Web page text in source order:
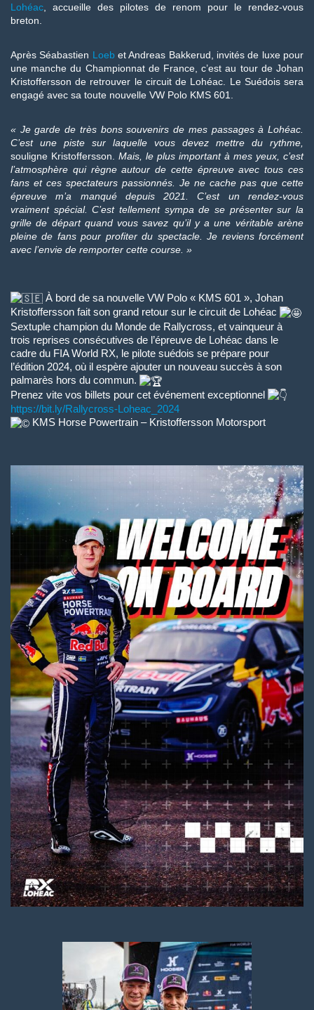
Lohéac , accueille des pilotes de renom pour le rendez-vous
breton.
Après Séabastien Loeb et Andreas Bakkerud, invités de luxe pour
une manche du Championnat de France, c’est au tour de Johan
Kristoffersson de retrouver le circuit de Lohéac. Le Suédois sera
engagé avec sa toute nouvelle VW Polo KMS 601.
« Je garde de très bons souvenirs de mes passages à Lohéac.
C’est une piste sur laquelle vous devez mettre du rythme,
souligne Kristoffersson.
Mais, le plus important à mes yeux, c’est
l’atmosphère qui règne autour de cette épreuve avec tous ces
fans et ces spectateurs passionnés. Je ne cache pas que cette
épreuve m’a manqué depuis 2021. C’est un rendez-vous
vraiment spécial. C’est tellement sympa de se présenter sur la
grille de départ quand vous savez qu’il y a une véritable arène
pleine de fans pour profiter du spectacle. Je reviens forcément
avec l’envie de remporter cette course. »
À bord de sa nouvelle VW Polo « KMS 601 », Johan
Kristoffersson fait son grand retour sur le circuit de Lohéac
Sextuple champion du Monde de Rallycross, et vainqueur à
trois reprises consécutives de l’épreuve de Lohéac dans le
cadre du FIA World RX, le pilote suédois se prépare pour
l’édition 2024, où il espère ajouter un nouveau succès à son
palmarès hors du commun.
Prenez vite vos billets pour cet événement exceptionnel
https://bit.ly/Rallycross-Loheac_2024
KMS Horse Powertrain – Kristoffersson Motorsport